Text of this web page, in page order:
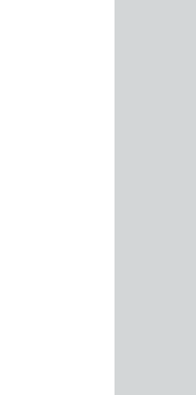
WAIDSEE